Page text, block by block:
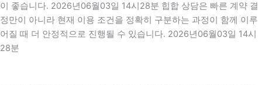
이 좋습니다. 2026년06월03일 14시28분 힙합 상담은 빠른 계약 결
정만이 아니라 현재 이용 조건을 정확히 구분하는 과정이 함께 이루
어질 때 더 안정적으로 진행될 수 있습니다. 2026년06월03일 14시
28분